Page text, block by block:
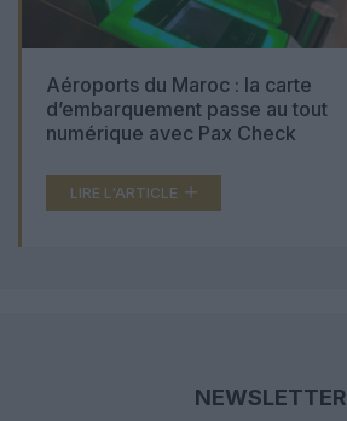
Aéroports du Maroc : la carte
d’embarquement passe au tout
numérique avec Pax Check
LIRE L'ARTICLE
NEWSLETTER